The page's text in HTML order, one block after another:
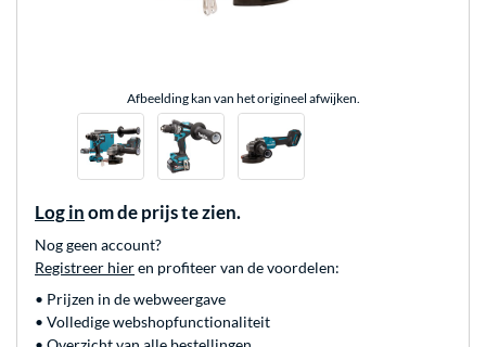
Afbeelding kan van het origineel afwijken.
Log in om de prijs te zien.
Nog geen account?
Registreer hieren profiteer van de voordelen:
• Prijzen in de webweergave
• Volledige webshopfunctionaliteit